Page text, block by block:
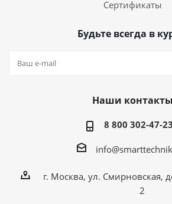
Сертификаты
Будьте всегда в
Наши контакты
8 800 302-47-23
г. Москва, ул. Смирновская,
2